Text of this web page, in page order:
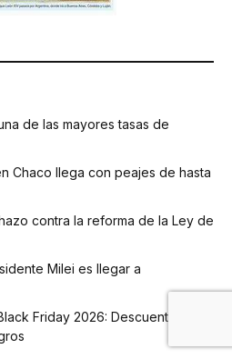
de las mayores tasas de
Chaco llega con peajes de hasta
contra la reforma de la Ley de
Milei es llegar a
Friday 2026: Descuentos,